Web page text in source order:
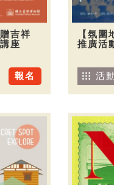
吉祥
座
報名
【氛
推廣活
活動